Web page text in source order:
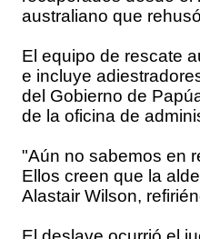
australiano que
El equipo de rescate
e incluye
del Gobierno de
de la oficina de
"Aún no sabemos en
Ellos creen que la
Alastair Wilson,